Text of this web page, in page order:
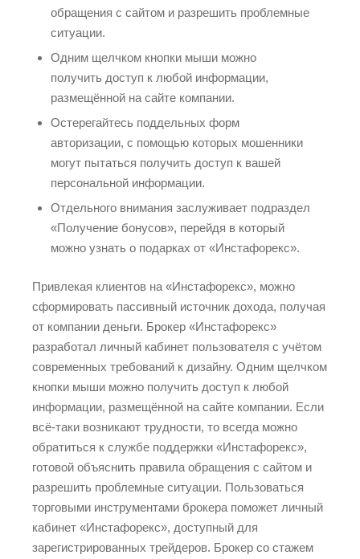
обращения с сайтом и разрешить проблемные
ситуации.
Одним щелчком кнопки мыши можно
получить доступ к любой информации,
размещённой на сайте компании.
Остерегайтесь поддельных форм
авторизации, с помощью которых мошенники
могут пытаться получить доступ к вашей
персональной информации.
Отдельного внимания заслуживает подраздел
«Получение бонусов», перейдя в который
можно узнать о подарках от «Инстафорекс».
Привлекая клиентов на «Инстафорекс», можно
сформировать пассивный источник дохода, получая
от компании деньги. Брокер «Инстафорекс»
разработал личный кабинет пользователя с учётом
современных требований к дизайну. Одним щелчком
кнопки мыши можно получить доступ к любой
информации, размещённой на сайте компании. Если
всё-таки возникают трудности, то всегда можно
обратиться к службе поддержки «Инстафорекс»,
готовой объяснить правила обращения с сайтом и
разрешить проблемные ситуации. Пользоваться
торговыми инструментами брокера поможет личный
кабинет «Инстафорекс», доступный для
зарегистрированных трейдеров. Брокер со стажем